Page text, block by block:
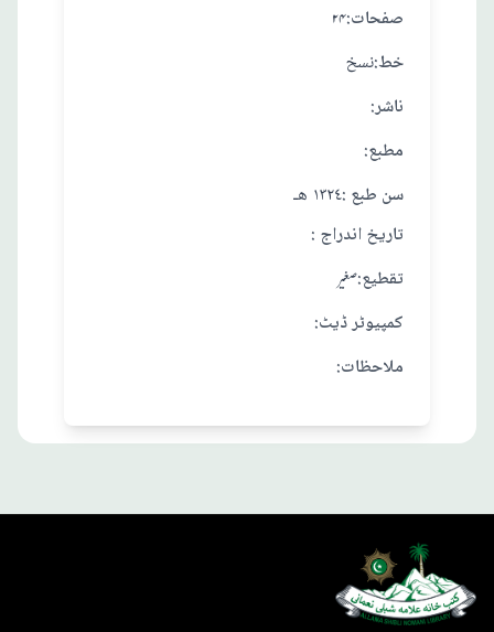
۲۴ :صفحات
نسخ:خط
:ناشر
:مطبع
١٣٢٤ هـ : سن طبع
: تاريخ اندراج
صغير :تقطيع
:کمپیوٹر ڈیٹ
:ملاحظات